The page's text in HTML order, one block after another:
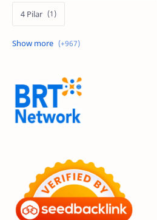
4 Pilar
60 Tahun
Acer Edu Tech 2024
Adira Finance
Adventorial Aedes Aegypti